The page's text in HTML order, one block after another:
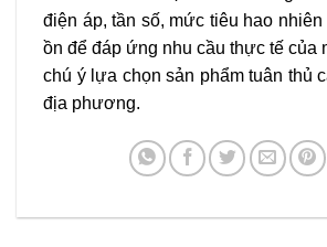
điện áp, tần số, mức tiêu hao
ồn để đáp ứng nhu cầu thực tế của
chú ý lựa chọn sản phẩm tuân thủ
địa phương.